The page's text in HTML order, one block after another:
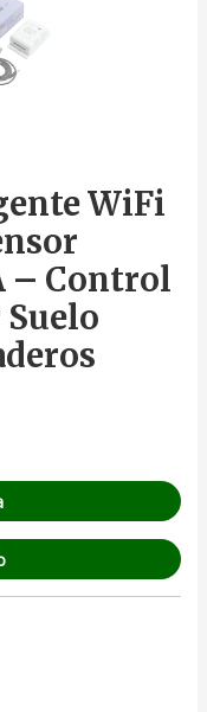
WiFi
– Control